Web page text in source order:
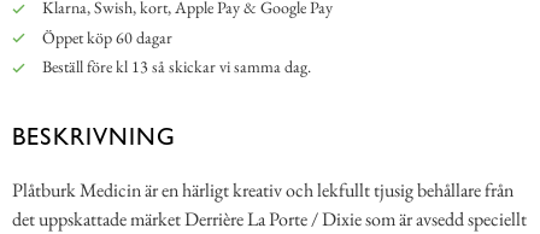
Klarna, Swish, kort, Apple Pay & Google Pay
Öppet köp 60 dagar
Beställ före kl 13 så skickar vi samma dag.
BESKRIVNING
Plåtburk Medicin är en härligt kreativ och lekfullt tjusig behållare från
det uppskattade märket Derrière La Porte / Dixie som är avsedd speciellt